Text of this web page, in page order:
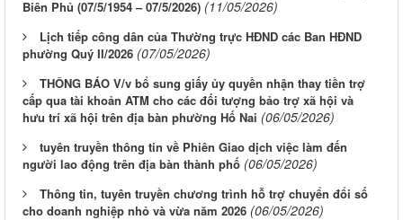
Biên Phủ (07/5/1954 – 07/5/2026) (11/05/2026)
Lịch tiếp công dân của Thường trực HĐND các Ban HĐND
phường Quý II/2026 (07/05/2026)
THÔNG BÁO V/v bổ sung giấy ủy quyền nhận thay tiền trợ
cấp qua tài khoản ATM cho các đối tượng bảo trợ xã hội và
hưu trí xã hội trên địa bàn phường Hố Nai (06/05/2026)
tuyên truyền thông tin về Phiên Giao dịch việc làm đến
người lao động trên địa bàn thành phố (06/05/2026)
Thông tin, tuyên truyền chương trình hỗ trợ chuyển đổi số
cho doanh nghiệp nhỏ và vừa năm 2026 (06/05/2026)